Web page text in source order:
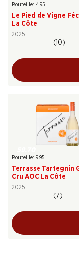
Bouteille: 4.95
Le Pied de Vigne
La Côte
2025
(10)
Bouteille: 9.95
Terrasse Tartegnin
Cru AOC La Côte
2025
(7)